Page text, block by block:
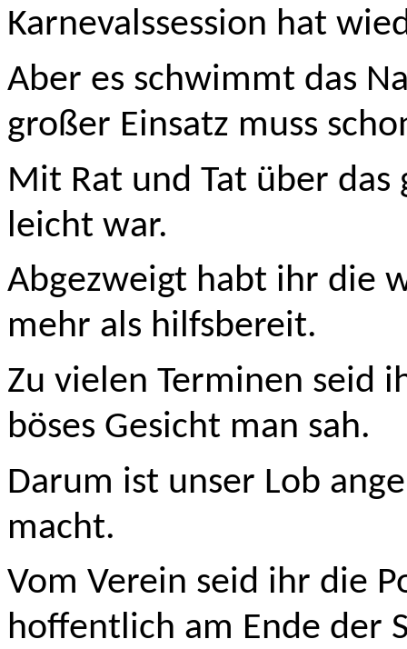
Karnevalssession hat
Aber es schwimmt das
großer Einsatz muss
Mit Rat und Tat über das
leicht war.
Abgezweigt habt ihr die
mehr als hilfsbereit.
Zu vielen Terminen seid
böses Gesicht man sah.
Darum ist unser Lob
macht.
Vom Verein seid ihr die
hoffentlich am Ende der